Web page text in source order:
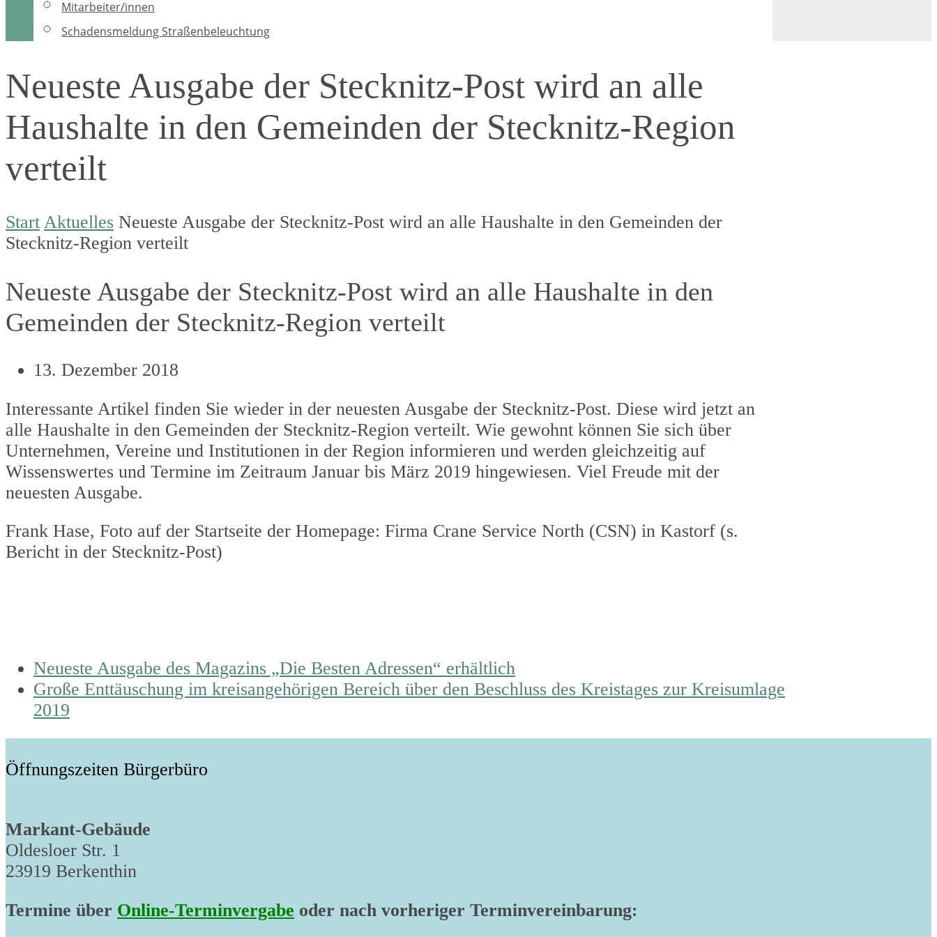
Mitarbeiter/innen
Schadensmeldung Straßenbeleuchtung
Neueste Ausgabe der Stecknitz-Post wird an alle
Haushalte in den Gemeinden der Stecknitz-Region
verteilt
Start Aktuelles Neueste Ausgabe der Stecknitz-Post wird an alle Haushalte in den Gemeinden der
Stecknitz-Region verteilt
Neueste Ausgabe der Stecknitz-Post wird an alle Haushalte in den
Gemeinden der Stecknitz-Region verteilt
13. Dezember 2018
Interessante Artikel finden Sie wieder in der neuesten Ausgabe der Stecknitz-Post. Diese wird jetzt an
alle Haushalte in den Gemeinden der Stecknitz-Region verteilt. Wie gewohnt können Sie sich über
Unternehmen, Vereine und Institutionen in der Region informieren und werden gleichzeitig auf
Wissenswertes und Termine im Zeitraum Januar bis März 2019 hingewiesen. Viel Freude mit der
neuesten Ausgabe.
Frank Hase, Foto auf der Startseite der Homepage: Firma Crane Service North (CSN) in Kastorf (s.
Bericht in der Stecknitz-Post)
previous
post:
Neueste Ausgabe des Magazins „Die Besten Adressen“ erhältlich
next
post:
Große Enttäuschung im kreisangehörigen Bereich über den Beschluss des Kreistages zur Kreisumlage
2019
Öffnungszeiten Bürgerbüro
Markant-Gebäude
Oldesloer Str. 1
23919 Berkenthin
Termine über Online-Terminvergabe oder nach vorheriger Terminvereinbarung: